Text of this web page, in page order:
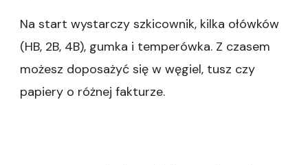
Na start wystarczy szkicownik, kilka ołówków
(HB, 2B, 4B), gumka i temperówka. Z czasem
możesz doposażyć się w węgiel, tusz czy
papiery o różnej fakturze.